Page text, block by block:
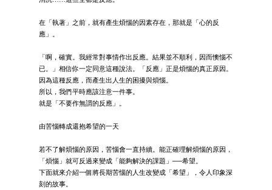
在「執著」之前，就有產生煩惱的因素存在，那就是「心的反
應」。
「啊，確實。我經常對事情作出反應。結果並不順利，因而懊惱不
已。」相信你一定同意這種說法。「反應」正是煩惱的真正原因。
因為這種反應，而產生出人生的困擾與煩惱。
所以，我們平時應該注意一件事。
就是「不要作無謂的反應」。
由苦惱轉成還抱希望的一天
若不了解煩惱的原因，苦惱會一直持續。能正確理解煩惱的原因，
「煩惱」就可反過來變成「能夠解決的課題」──希望。
下面就來介紹一個將長期苦惱的人生改變成「希望」，令人印象深
刻的故事。